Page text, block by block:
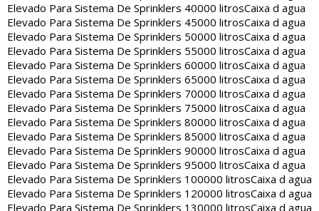
Elevado Para Sistema De Sprinklers 40000 litrosCaixa d agua
Elevado Para Sistema De Sprinklers 45000 litrosCaixa d agua
Elevado Para Sistema De Sprinklers 50000 litrosCaixa d agua
Elevado Para Sistema De Sprinklers 55000 litrosCaixa d agua
Elevado Para Sistema De Sprinklers 60000 litrosCaixa d agua
Elevado Para Sistema De Sprinklers 65000 litrosCaixa d agua
Elevado Para Sistema De Sprinklers 70000 litrosCaixa d agua
Elevado Para Sistema De Sprinklers 75000 litrosCaixa d agua
Elevado Para Sistema De Sprinklers 80000 litrosCaixa d agua
Elevado Para Sistema De Sprinklers 85000 litrosCaixa d agua
Elevado Para Sistema De Sprinklers 90000 litrosCaixa d agua
Elevado Para Sistema De Sprinklers 95000 litrosCaixa d agua
Elevado Para Sistema De Sprinklers 100000 litrosCaixa d agua
Elevado Para Sistema De Sprinklers 120000 litrosCaixa d agua
Elevado Para Sistema De Sprinklers 130000 litrosCaixa d agua